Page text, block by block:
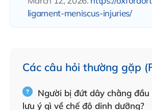
ligament-meniscus-injuries/
Các câu hỏi thường gặp
Người bị đứt dây chằng đầu
lưu ý gì về chế độ dinh dưỡng?